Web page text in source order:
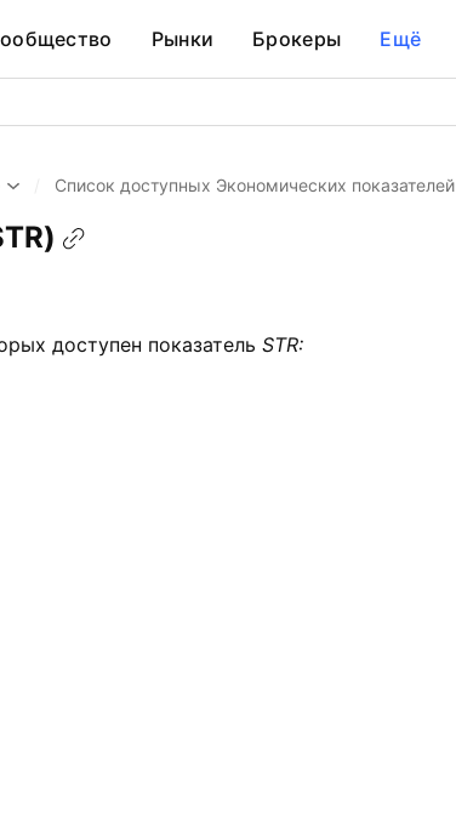
Рынки Брокеры Ещё
Список доступных Экономических показателей
доступен показатель STR: